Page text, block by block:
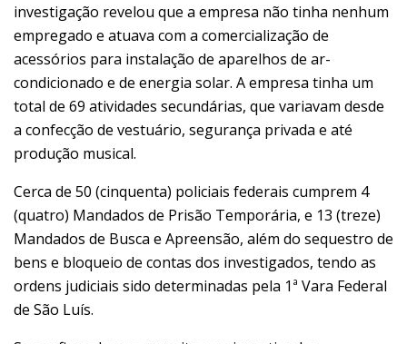
investigação revelou que a empresa não tinha nenhum
empregado e atuava com a comercialização de
acessórios para instalação de aparelhos de ar-
condicionado e de energia solar. A empresa tinha um
total de 69 atividades secundárias, que variavam desde
a confecção de vestuário, segurança privada e até
produção musical.
Cerca de 50 (cinquenta) policiais federais cumprem 4
(quatro) Mandados de Prisão Temporária, e 13 (treze)
Mandados de Busca e Apreensão, além do sequestro de
bens e bloqueio de contas dos investigados, tendo as
ordens judiciais sido determinadas pela 1ª Vara Federal
de São Luís.